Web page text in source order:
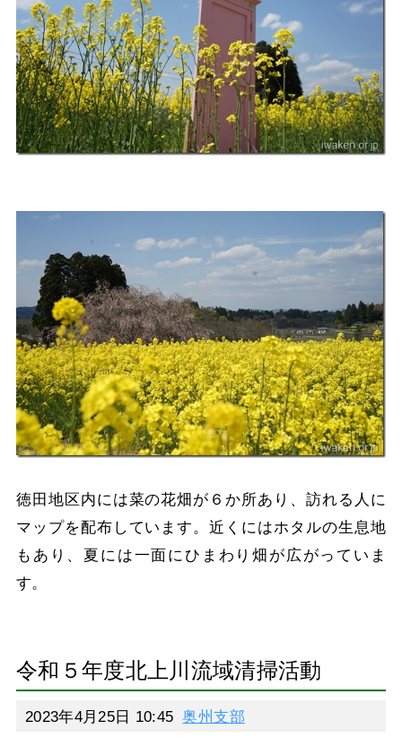
徳田地区内には菜の花畑が６か所あり、訪れる人に
マップを配布しています。近くにはホタルの生息地
もあり、夏には一面にひまわり畑が広がっていま
す。
令和５年度北上川流域清掃活動
2023年4月25日 10:45 奥州支部